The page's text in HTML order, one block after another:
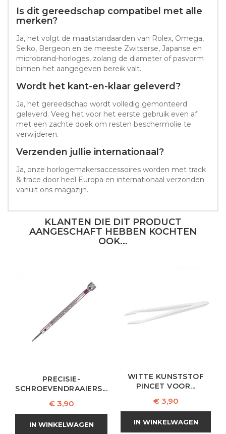
Is dit gereedschap compatibel met alle
merken?
Ja, het volgt de maatstandaarden van Rolex, Omega,
Seiko, Bergeon en de meeste Zwitserse, Japanse en
microbrand-horloges, zolang de diameter of pasvorm
binnen het aangegeven bereik valt.
Wordt het kant-en-klaar geleverd?
Ja, het gereedschap wordt volledig gemonteerd
geleverd. Veeg het voor het eerste gebruik even af
met een zachte doek om resten beschermolie te
verwijderen.
Verzenden jullie internationaal?
Ja, onze horlogemakersaccessoires worden met track
& trace door heel Europa en internationaal verzonden
vanuit ons magazijn.
KLANTEN DIE DIT PRODUCT
AANGESCHAFT HEBBEN KOCHTEN
OOK...
PRECISIE-
SCHROEVENDRAAIERS...
Prijs
€ 3,90
IN WINKELWAGEN
WITTE KUNSTSTOF
PINCET VOOR...
Prijs
€ 3,90
IN WINKELWAGEN